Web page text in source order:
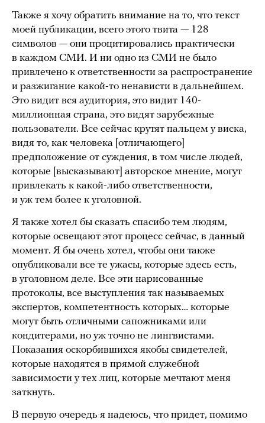
Также я хочу обратить внимание на то, что текст
моей публикации, всего этого твита — 128
символов — они процитировались практически
в каждом СМИ. И ни одно из СМИ не было
привлечено к ответственности за распространение
и разжигание какой-то ненависти в дальнейшем.
Это видит вся аудитория, это видит 140-
миллионная страна, это видят зарубежные
пользователи. Все сейчас крутят пальцем у виска,
видя то, как человека [отличающего]
предположение от суждения, в том числе людей,
которые [высказывают] авторское мнение, могут
привлекать к какой-либо ответственности,
и уж тем более к уголовной.
Я также хотел бы сказать спасибо тем людям,
которые освещают этот процесс сейчас, в данный
момент. Я бы очень хотел, чтобы они также
опубликовали все те ужасы, которые здесь есть,
в уголовном деле. Все эти нарисованные
протоколы, все выступления так называемых
экспертов, компетентность которых… которые
могут быть отличными сапожниками или
кондитерами, но уж точно не лингвистами.
Показания оскорбившихся якобы свидетелей,
которые находятся в прямой служебной
зависимости у тех лиц, которые мечтают меня
заткнуть.
В первую очередь я надеюсь, что придет, помимо